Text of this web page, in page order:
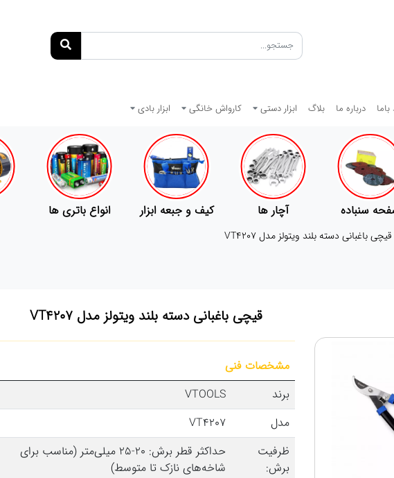
باما درباره ما بلاگ ابزار دستی کارواش خانگی ابزار بادی
آچار ها کیف و جبعه ابزار انواع باتری ها پمپ
قیچی باغبانی دسته بلند ویتولز مدل VT4207
قیچی باغبانی دسته بلند ویتولز مدل VT4207
مشخصات فنی
برند
VTOOLS
مدل
VT4207
ظرفیت
برش:
حداکثر قطر برش: 20-25 میلی‌متر (مناسب برای
شاخه‌های نازک تا متوسط)